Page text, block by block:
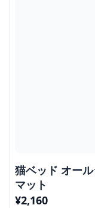
猫ベッド オー
マット
¥2,160